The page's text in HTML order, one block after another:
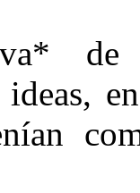
de
ideas,